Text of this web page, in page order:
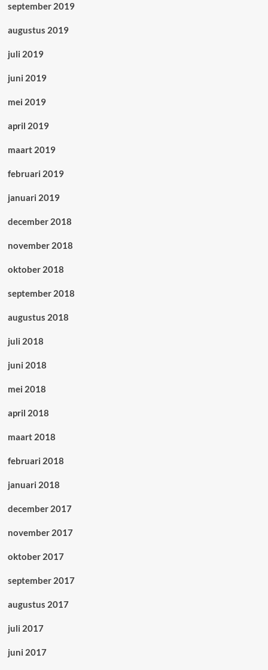
september 2019
augustus 2019
juli 2019
juni 2019
mei 2019
april 2019
maart 2019
februari 2019
januari 2019
december 2018
november 2018
oktober 2018
september 2018
augustus 2018
juli 2018
juni 2018
mei 2018
april 2018
maart 2018
februari 2018
januari 2018
december 2017
november 2017
oktober 2017
september 2017
augustus 2017
juli 2017
juni 2017